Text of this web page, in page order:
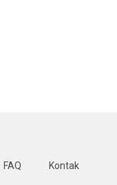
FAQ Kontak